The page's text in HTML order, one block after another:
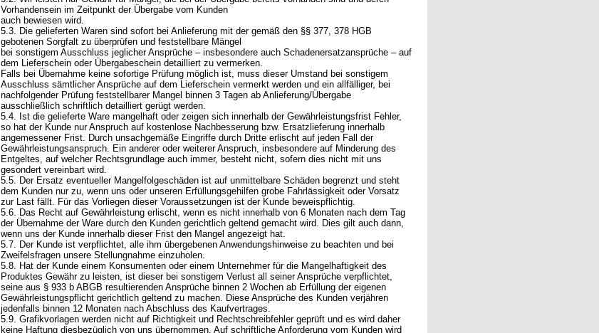
Vorhandensein im Zeitpunkt der Übergabe vom Kunden
auch bewiesen wird.
5.3. Die gelieferten Waren sind sofort bei Anlieferung mit der gemäß den §§ 377, 378 HGB
gebotenen Sorgfalt zu überprüfen und feststellbare Mängel
bei sonstigem Ausschluss jeglicher Ansprüche – insbesondere auch Schadenersatzansprüche – auf
dem Lieferschein oder Übergabeschein detailliert zu vermerken.
Falls bei Übernahme keine sofortige Prüfung möglich ist, muss dieser Umstand bei sonstigem
Ausschluss sämtlicher Ansprüche auf dem Lieferschein vermerkt werden und ein allfälliger, bei
nachfolgender Prüfung feststellbarer Mangel binnen 3 Tagen ab Anlieferung/Übergabe
ausschließlich schriftlich detailliert gerügt werden.
5.4. Ist die gelieferte Ware mangelhaft oder zeigen sich innerhalb der Gewährleistungsfrist Fehler,
so hat der Kunde nur Anspruch auf kostenlose Nachbesserung bzw. Ersatzlieferung innerhalb
angemessener Frist. Durch unsachgemäße Eingriffe durch Dritte erlischt auf jeden Fall der
Gewährleistungsanspruch. Ein anderer oder weiterer Anspruch, insbesondere auf Minderung des
Entgeltes, auf welcher Rechtsgrundlage auch immer, besteht nicht, sofern dies nicht mit uns
gesondert vereinbart wird.
5.5. Der Ersatz eventueller Mangelfolgeschäden ist auf unmittelbare Schäden begrenzt und steht
dem Kunden nur zu, wenn uns oder unseren Erfüllungsgehilfen grobe Fahrlässigkeit oder Vorsatz
zur Last fällt. Für das Vorliegen dieser Voraussetzungen ist der Kunde beweispflichtig.
5.6. Das Recht auf Gewährleistung erlischt, wenn es nicht innerhalb von 6 Monaten nach dem Tag
der Übernahme der Ware durch den Kunden gerichtlich geltend gemacht wird. Dies gilt auch dann,
wenn uns der Kunde innerhalb dieser Frist den Mangel angezeigt hat.
5.7. Der Kunde ist verpflichtet, alle ihm übergebenen Anwendungshinweise zu beachten und bei
Zweifelsfragen unsere Stellungnahme einzuholen.
5.8. Hat der Kunde einem Konsumenten oder einem Unternehmer für die Mangelhaftigkeit des
Produktes Gewähr zu leisten, ist dieser bei sonstigem Verlust all seiner Ansprüche verpflichtet,
seine aus § 933 b ABGB resultierenden Ansprüche binnen 2 Wochen ab Erfüllung der eigenen
Gewährleistungspflicht gerichtlich geltend zu machen. Diese Ansprüche des Kunden verjähren
jedenfalls binnen 12 Monaten nach Abschluss des Kaufvertrages.
5.9. Grafikvorlagen werden nicht auf Richtigkeit und Rechtschreibfehler geprüft und es wird daher
keine Haftung diesbezüglich von uns übernommen. Auf schriftliche Anforderung vom Kunden wird